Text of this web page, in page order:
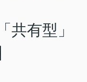
共有型」